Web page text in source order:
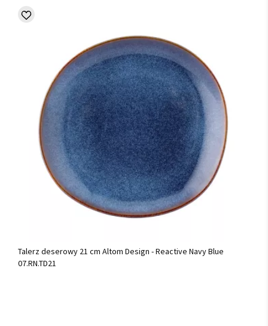
Talerz deserowy 21 cm Altom Design - Reactive Navy Blue
07.RN.TD21